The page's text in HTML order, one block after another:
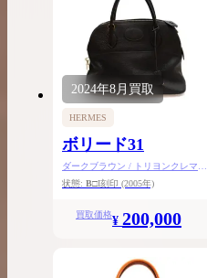
2024年8月買取
HERMES
ボリード31
ダークブラウン / トリヨンクレマン
ス / ゴールド金具
状態: B□I刻印 (2005年)
買取価格¥ 200,000